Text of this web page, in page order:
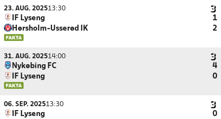
23. AUG. 202513:30
IF Lyseng
1
Hørsholm-Usserød IK
2
31. AUG. 202514:00
Nykøbing FC
4
IF Lyseng
0
06. SEP. 202513:30
IF Lyseng
0